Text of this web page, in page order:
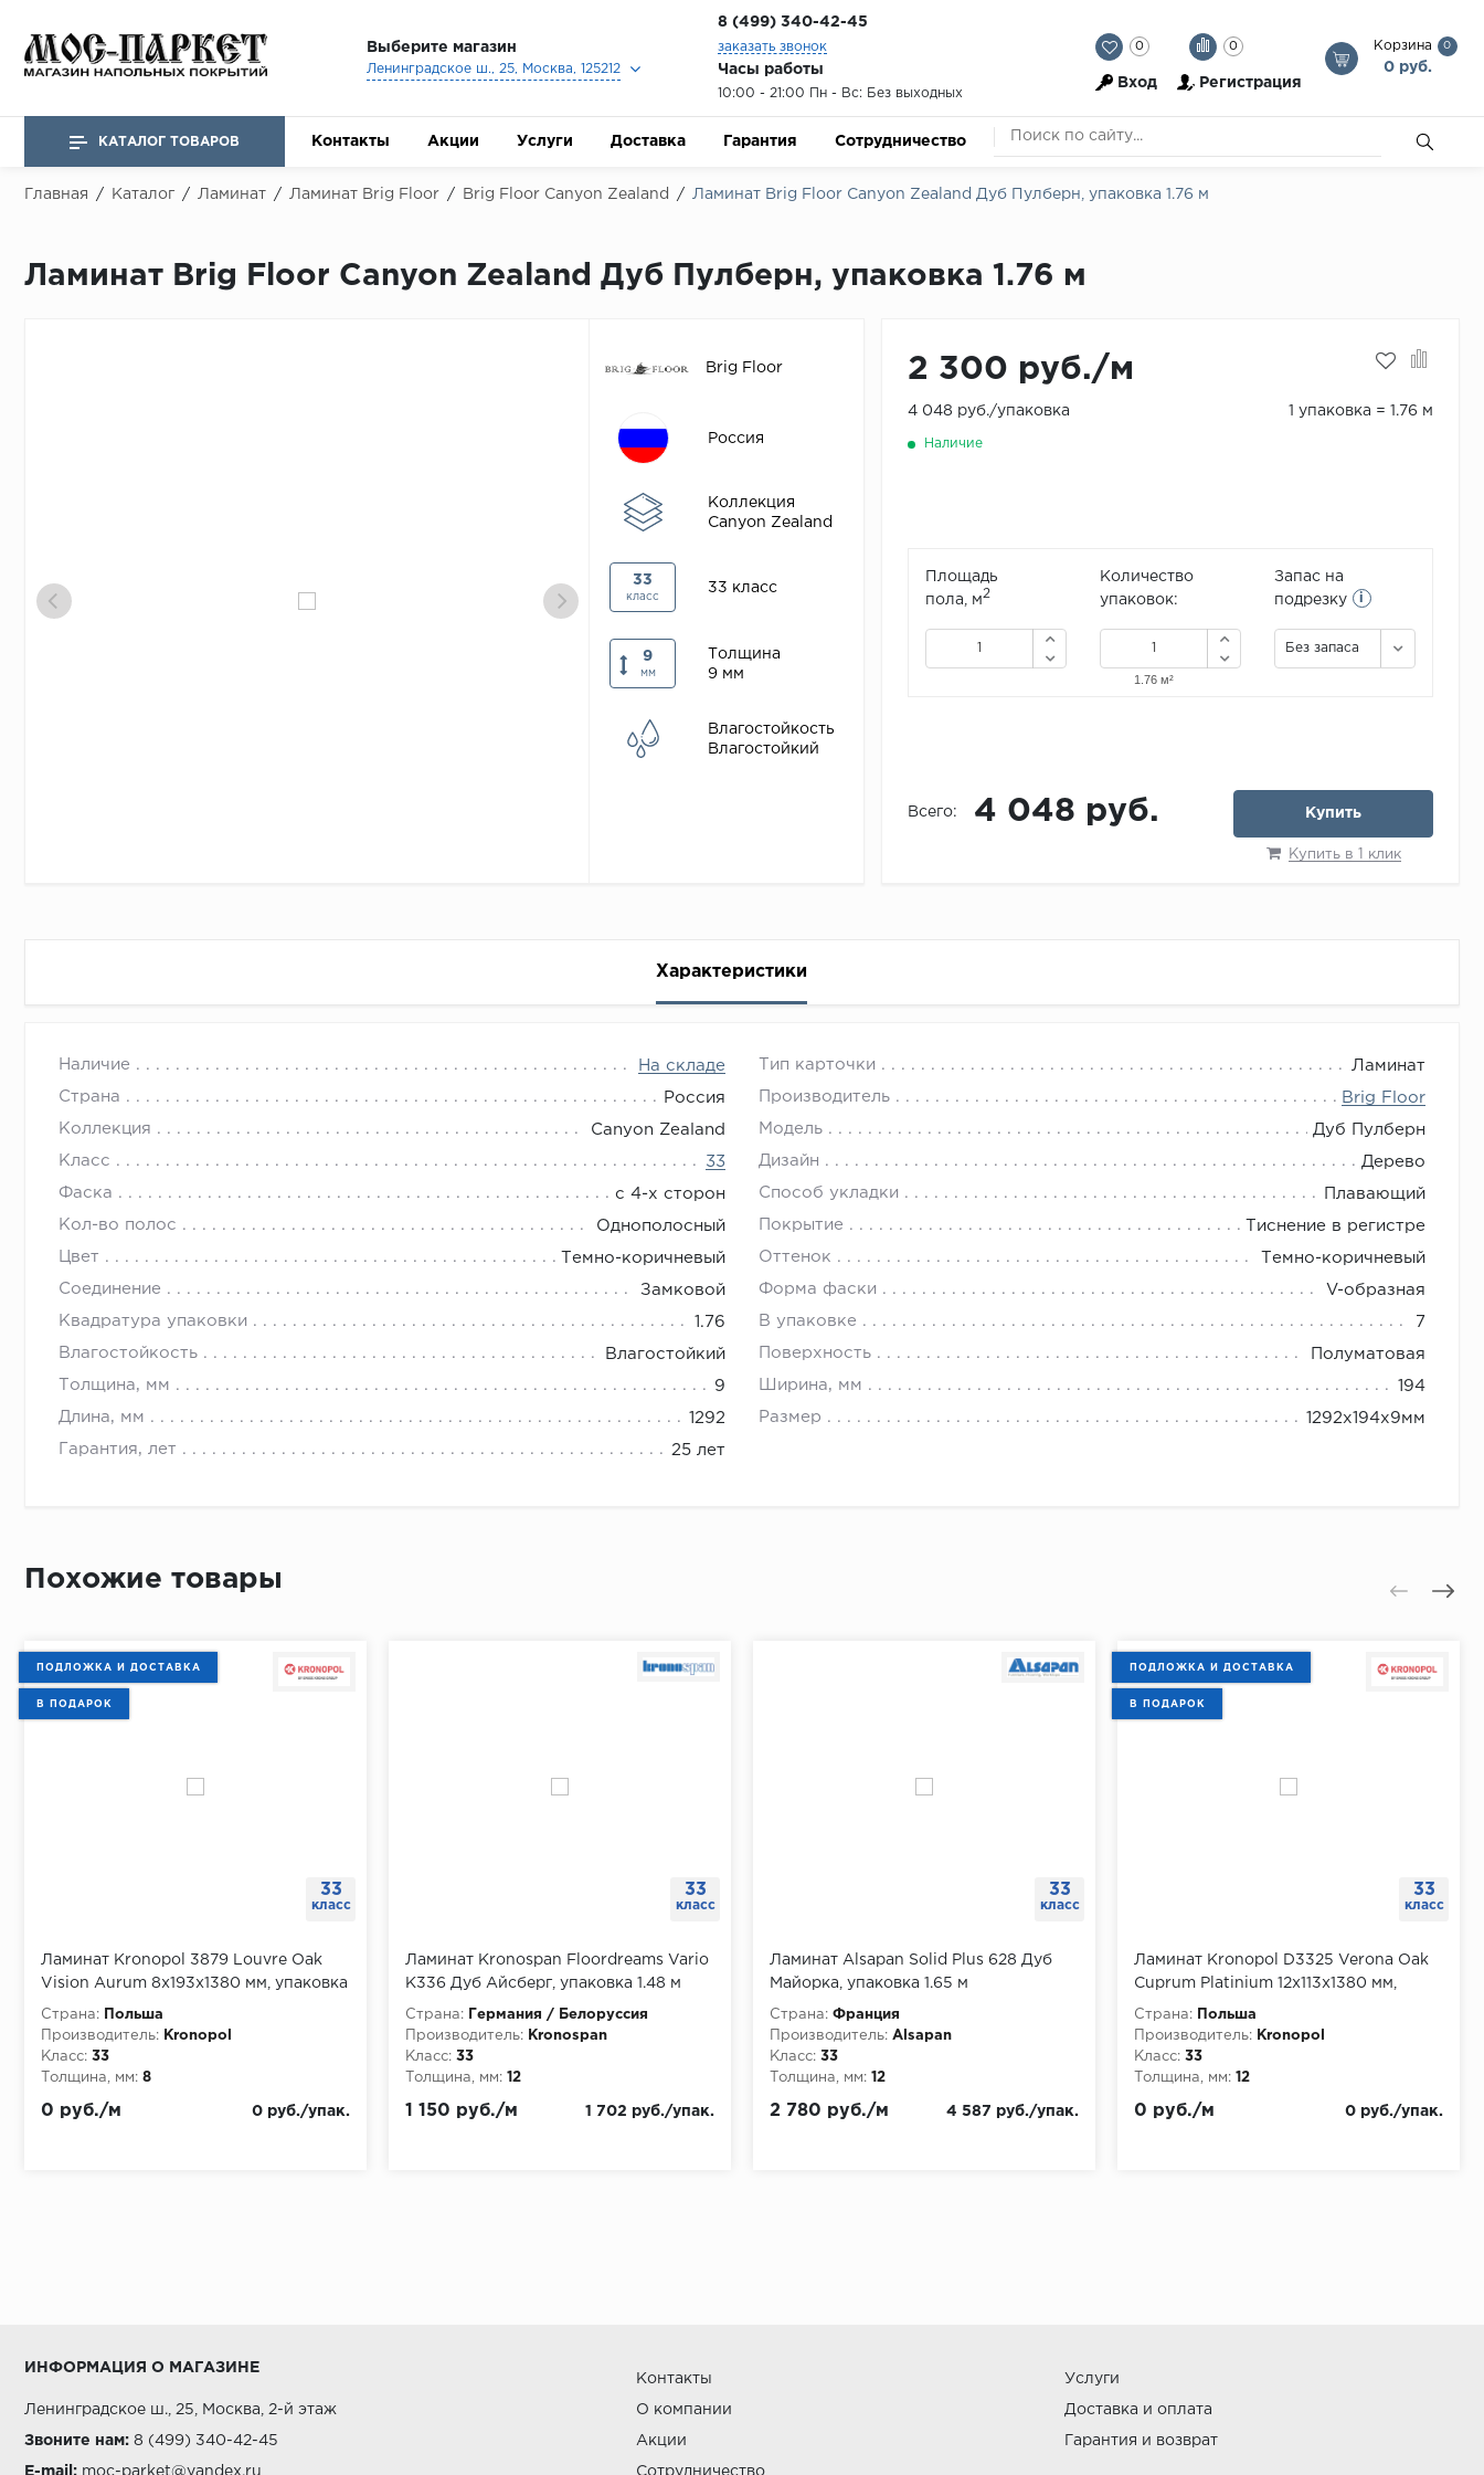
Выберите магазин
Ленинградское ш., 25, Москва, 125212
8 (499) 340-42-45
заказать звонок
Часы работы
10:00 - 21:00 Пн - Вс: Без выходных
0 0
Вход Регистрация
Корзина 0
0 руб.
КАТАЛОГ ТОВАРОВ Контакты Акции Услуги Доставка Гарантия Сотрудничество
Главная / Каталог / Ламинат / Ламинат Brig Floor / Brig Floor Сanyon Zealand / Ламинат Brig Floor Canyon Zealand Дуб Пулберн, упаковка 1.76 м
Ламинат Brig Floor Canyon Zealand Дуб Пулберн, упаковка 1.76 м
Brig Floor
Россия
Коллекция
Canyon Zealand
33
класс
33 класс
9
мм
Толщина
9 мм
Влагостойкость
Влагостойкий
2 300 руб./м
4 048 руб./упаковка 1 упаковка = 1.76 м
Наличие
Площадь
пола, м2
Количество
упаковок:
Запас на
подрезку
i
Без запаса
Всего: 4 048 руб. Купить
Купить в 1 клик
Характеристики
Наличие На складе Тип карточки Ламинат
Страна Россия Производитель Brig Floor
Коллекция Canyon Zealand Модель Дуб Пулберн
Класс 33 Дизайн Дерево
Фаска с 4-х сторон Способ укладки Плавающий
Кол-во полос Однополосный Покрытие Тиснение в регистре
Цвет Темно-коричневый Оттенок Темно-коричневый
Соединение Замковой Форма фаски V-образная
Квадратура упаковки 1.76 В упаковке 7
Влагостойкость Влагостойкий Поверхность Полуматовая
Толщина, мм 9 Ширина, мм 194
Длина, мм 1292 Размер 1292х194х9мм
Гарантия, лет 25 лет
Похожие товары
33
класс
ПОДЛОЖКА И ДОСТАВКА
В ПОДАРОК
Ламинат Kronopol 3879 Louvre Oak
Vision Aurum 8х193х1380 мм, упаковка
2.131 м
Страна:
Польша
Производитель:
Kronopol
Класс: 33
Толщина, мм: 8
0 руб./м 0 руб./упак.
33
класс
Ламинат Kronospan Floordreams Vario
K336 Дуб Айсберг, упаковка 1.48 м
Страна:
Германия / Белоруссия
Производитель:
Kronospan
Класс: 33
Толщина, мм: 12
1 150 руб./м 1 702 руб./упак.
33
класс
Ламинат Alsapan Solid Plus 628 Дуб
Майорка, упаковка 1.65 м
Страна: Франция
Производитель: Alsapan
Класс: 33
Толщина, мм: 12
2 780 руб./м 4 587 руб./упак.
33
класс
ПОДЛОЖКА И ДОСТАВКА
В ПОДАРОК
Ламинат Kronopol D3325 Verona Oak
Cuprum Platinium 12х113х1380 мм,
упаковка 1.092 м
Страна:
Польша
Производитель:
Kronopol
Класс: 33
Толщина, мм: 12
0 руб./м 0 руб./упак.
ИНФОРМАЦИЯ О МАГАЗИНЕ
Ленинградское ш., 25, Москва, 2-й этаж
Звоните нам: 8 (499) 340-42-45
E-mail: moc-parket@yandex.ru
Контакты
О компании
Акции
Сотрудничество
Услуги
Доставка и оплата
Гарантия и возврат